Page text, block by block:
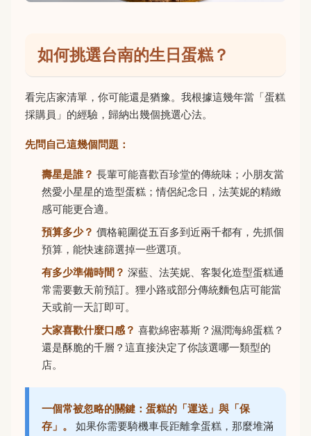
如何挑選台南的生日蛋糕？
看完店家清單，你可能還是猶豫。我根據這幾年當「蛋糕
採購員」的經驗，歸納出幾個挑選心法。
先問自己這幾個問題：
壽星是誰？ 長輩可能喜歡百珍堂的傳統味；小朋友當
然愛小星星的造型蛋糕；情侶紀念日，法芙妮的精緻
感可能更合適。
預算多少？ 價格範圍從五百多到近兩千都有，先抓個
預算，能快速篩選掉一些選項。
有多少準備時間？ 深藍、法芙妮、客製化造型蛋糕通
常需要數天前預訂。狸小路或部分傳統麵包店可能當
天或前一天訂即可。
大家喜歡什麼口感？ 喜歡綿密慕斯？濕潤海綿蛋糕？
還是酥脆的千層？這直接決定了你該選哪一類型的
店。
一個常被忽略的關鍵：蛋糕的「運送」與「保
存」。
如果你需要騎機車長距離拿蛋糕，那麼堆滿